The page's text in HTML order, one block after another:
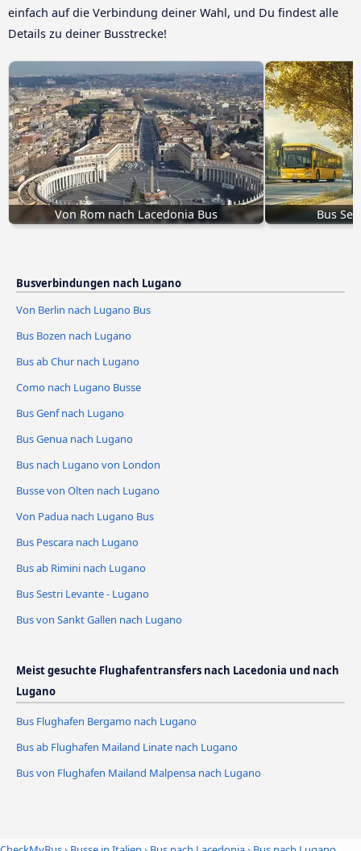
einfach auf die Verbindung deiner Wahl, und Du findest alle
Details zu deiner Busstrecke!
Von Rom nach Lacedonia Bus Bus
Busverbindungen nach Lugano
Von Berlin nach Lugano Bus
Bus Bozen nach Lugano
Bus ab Chur nach Lugano
Como nach Lugano Busse
Bus Genf nach Lugano
Bus Genua nach Lugano
Bus nach Lugano von London
Busse von Olten nach Lugano
Von Padua nach Lugano Bus
Bus Pescara nach Lugano
Bus ab Rimini nach Lugano
Bus Sestri Levante - Lugano
Bus von Sankt Gallen nach Lugano
Meist gesuchte Flughafentransfers nach Lacedonia und nach
Lugano
Bus Flughafen Bergamo nach Lugano
Bus ab Flughafen Mailand Linate nach Lugano
Bus von Flughafen Mailand Malpensa nach Lugano